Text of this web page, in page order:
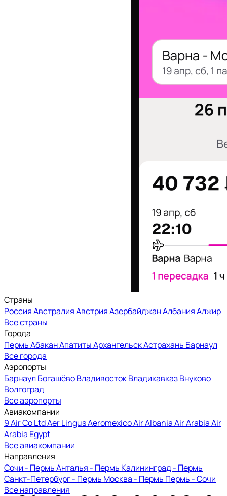
Страны
РоссияАвстралияАвстрияАзербайджанАлбанияАлжир
Все страны
Города
ПермьАбаканАпатитыАрхангельскАстрахань Барнаул
Все города
Аэропорты
БарнаулБогашёвоВладивостокВладикавказВнуково
Волгоград
Все аэропорты
Авиакомпании
9 Air Co LtdAer LingusAeromexicoAir AlbaniaAir ArabiaAir
Arabia Egypt
Все авиакомпании
Направления
Сочи - ПермьАнталья - Пермь Калининград - Пермь
Санкт-Петербург - Пермь Москва - Пермь Пермь - Сочи
Все направления